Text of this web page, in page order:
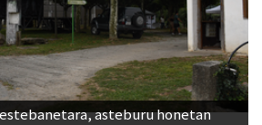
asteburu honetan